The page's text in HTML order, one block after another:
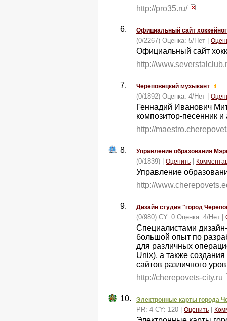
http://pro35.ru/
6. Официальный сайт
(0/2267) Оценка: 5/Нет
Официальный сайт
http://
7. Череповецкий музыкант
(0/1892) Оценка: 4/Нет
Геннадий Иванович
композитор-песенник
http://
8. Управление образования
(0/1839) | Оценить
Управление
http://
9. Дизайн студия "город
(0/980) CY: 0 Оценка: 4/Нет
Специалистами
большой опыт по
для различных
Unix), а также
сайтов различного
http://cherepovets-city.ru
10. Электронные карты города
PR: 4 CY: 120 | Оценить